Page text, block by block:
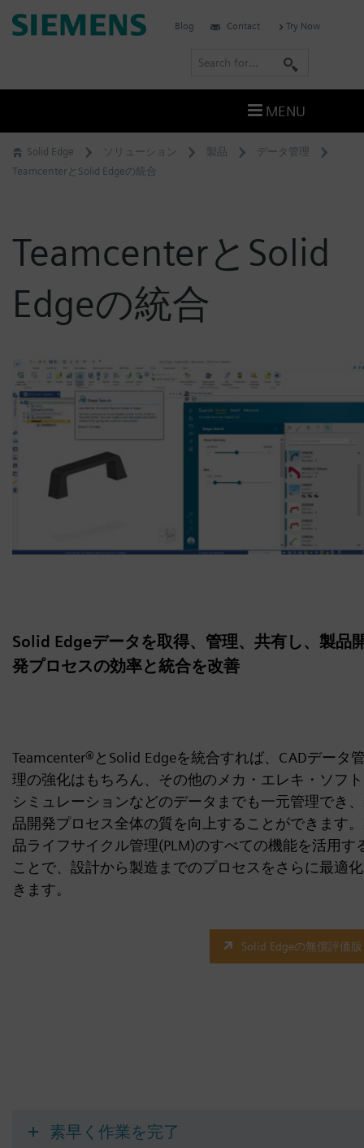
Skip
to
Solid Edge ソリューション 製品
データ管理
TeamcenterとSolid Edgeの統合
TeamcenterとSolid
Edgeの統合
Solid Edgeデータを取得、管理、共有し、製品
発プロセスの効率と統合を改善
Teamcenter®とSolid Edgeを統合すれば、CADデータ
理の強化はもちろん、その他のメカ・エレキ・ソフ
シミュレーションなどのデータまでも一元管理でき
品開発プロセス全体の質を向上することができます
品ライフサイクル管理(PLM)のすべての機能を活用す
ことで、設計から製造までのプロセスをさらに最適
きます。
Solid Edgeの無償評価版
素早く作業を完了
Siemens
Blog Contact Try Now
r
c
MENU